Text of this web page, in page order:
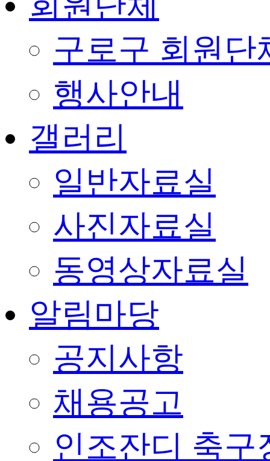
구로구 회원단
행사안내
갤러리
일반자료실
사진자료실
동영상자료실
알림마당
공지사항
채용공고
인조잔디 축구